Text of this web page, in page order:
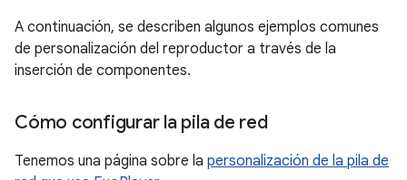
A continuación, se describen algunos ejemplos comunes
de personalización del reproductor a través de la
inserción de componentes.
Cómo configurar la pila de red
Tenemos una página sobre la personalización de la pila de